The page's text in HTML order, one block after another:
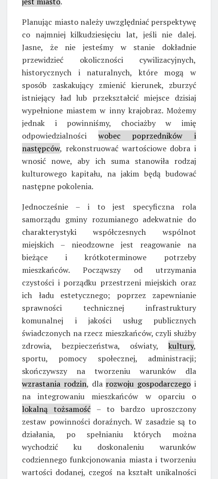
Planując miasto należy uwzględniać perspektywę
co najmniej kilkudziesięciu lat, jeśli nie dalej.
Jasne, że nie jesteśmy w stanie dokładnie
przewidzieć okoliczności cywilizacyjnych,
historycznych i naturalnych, które mogą w
sposób zaskakujący zmienić kierunek, zburzyć
istniejący ład lub przekształcić miejsce dzisiaj
wypełnione miastem w inny krajobraz. Możemy
jednak i powinniśmy, chociażby w imię
odpowiedzialności wobec poprzedników i
następców, rekonstruować wartościowe dobra i
wnosić nowe, aby ich suma stanowiła rodzaj
kulturowego kapitału, na jakim będą budować
następne pokolenia.
Jednocześnie – i to jest specyficzna rola
samorządu gminy rozumianego adekwatnie do
charakterystyki współczesnych wspólnot
miejskich – nieodzowne jest reagowanie na
bieżące i krótkoterminowe potrzeby
mieszkańców. Począwszy od utrzymania
czystości i porządku przestrzeni miejskich oraz
ich ładu estetycznego; poprzez zapewnianie
sprawności technicznej infrastruktury
komunalnej i jakości usług publicznych
świadczonych na rzecz mieszkańców, czyli służby
zdrowia, bezpieczeństwa, oświaty,kultury,
sportu, pomocy społecznej, administracji;
skończywszy na tworzeniu warunków dla
wzrastania rodzin, dla rozwoju gospodarczego i
na integrowaniu mieszkańców w oparciu o
lokalną tożsamość – to bardzo uproszczony
zestaw powinności doraźnych. W zasadzie są to
działania, po spełnianiu których można
wychodzić ku doskonaleniu warunków
codziennego funkcjonowania miasta i tworzeniu
wartości dodanej, czegoś na kształt unikalności